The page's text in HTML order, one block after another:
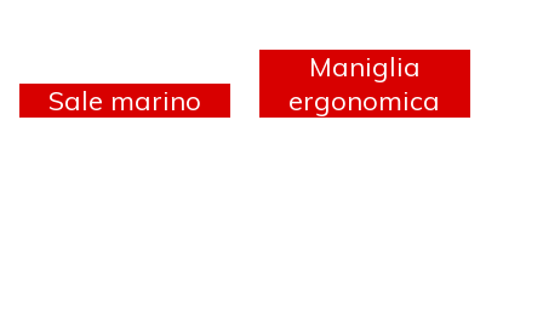
Sale marino
Maniglia
ergonomica